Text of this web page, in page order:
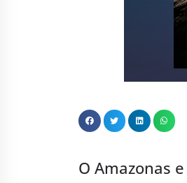
O Amazonas